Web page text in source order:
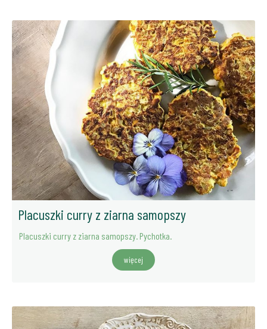
Placuszki curry z ziarna samopszy
Placuszki curry z ziarna samopszy. Pychotka.
więcej